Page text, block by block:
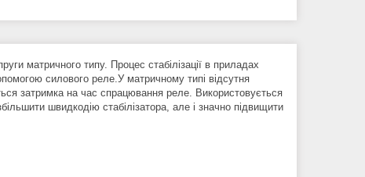
матричного типу. Процес стабілізації в приладах
силового реле.У матричному типі відсутня
затримка на час спрацювання реле. Використовується
швидкодію стабілізатора, але і значно підвищити